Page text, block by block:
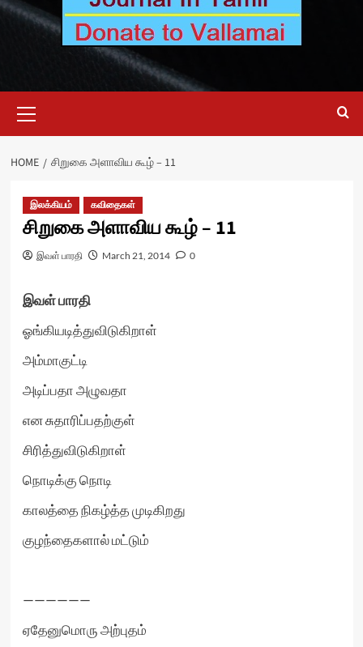
Menu
HOME சிறுகை அளாவிய கூழ் – 11
இலக்கியம் கவிதைகள்
சிறுகை அளாவிய கூழ் – 11
இவள் பாரதி March 21, 2014 0
இவள் பாரதி
ஓங்கியடித்துவிடுகிறாள்
அம்மாகுட்டி
அடிப்பதா அழுவதா
என சுதாரிப்பதற்குள்
சிரித்துவிடுகிறாள்
நொடிக்கு நொடி
காலத்தை நிகழ்த்த முடிகிறது
குழந்தைகளால் மட்டும்
——————
ஏதேனுமொரு அற்புதம்